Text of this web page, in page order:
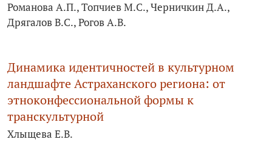
Романова А.П., Топчиев М.С., Черничкин Д.А.,
Дрягалов В.С., Рогов А.В.
Динамика идентичностей в культурном
ландшафте Астраханского региона: от
этноконфессиональной формы к
транскультурной
Хлыщева Е.В.